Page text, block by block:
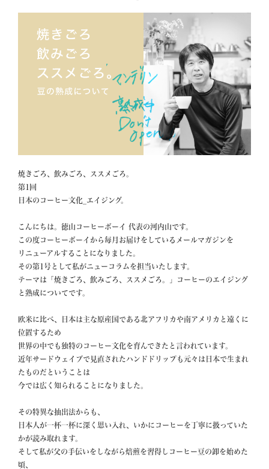
焼きごろ、飲みごろ、ススメごろ。
第1回
日本のコーヒー文化_エイジング。
こんにちは。徳山コーヒーボーイ 代表の河内山です。
この度コーヒーボーイから毎月お届けをしているメールマガジンを
リニューアルすることになりました。
その第1号として私がニューコラムを担当いたします。
テーマは「焼きごろ、飲みごろ、ススメごろ。」コーヒーのエイジング
と熟成についてです。
欧米に比べ、日本は主な原産国である北アフリカや南アメリカと遠くに
位置するため
世界の中でも独特のコーヒー文化を育んできたと言われています。
近年サードウェイブで見直されたハンドドリップも元々は日本で生まれ
たものだということは
今では広く知られることになりました。
その特異な抽出法からも、
日本人が一杯一杯に深く思い入れ、いかにコーヒーを丁寧に扱っていた
かが読み取れます。
そして私が父の手伝いをしながら焙煎を習得しコーヒー豆の卸を始めた
頃、